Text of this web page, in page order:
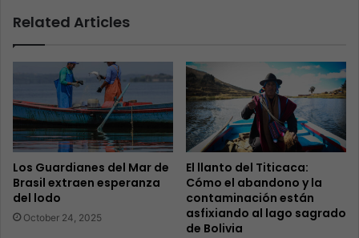
Related Articles
Los Guardianes del Mar de
Brasil extraen esperanza
del lodo
October 24, 2025
El llanto del Titicaca:
Cómo el abandono y la
contaminación están
asfixiando al lago sagrado
de Bolivia